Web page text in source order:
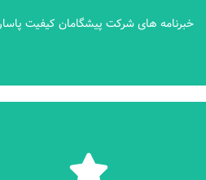
خبرنامه های شرکت پیشگامان کیفیت
خبرنامه ها
جزئیات بیشتر